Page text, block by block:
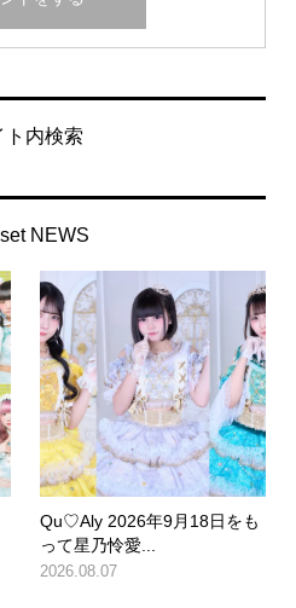
ト内検索
NEWS
Qu♡Aly 2026年9月18日をも
って星乃怜愛...
2026.08.07